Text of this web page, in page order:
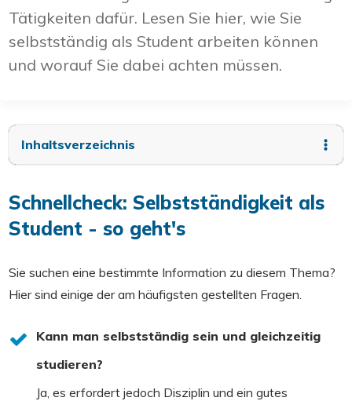
Tätigkeiten dafür. Lesen Sie hier, wie Sie
selbstständig als Student arbeiten können
und worauf Sie dabei achten müssen.
Inhaltsverzeichnis
Schnellcheck: Selbstständigkeit als
Student - so geht's
Sie suchen eine bestimmte Information zu diesem Thema?
Hier sind einige der am häufigsten gestellten Fragen.
Kann man selbstständig sein und gleichzeitig
studieren?
Ja, es erfordert jedoch Disziplin und ein gutes